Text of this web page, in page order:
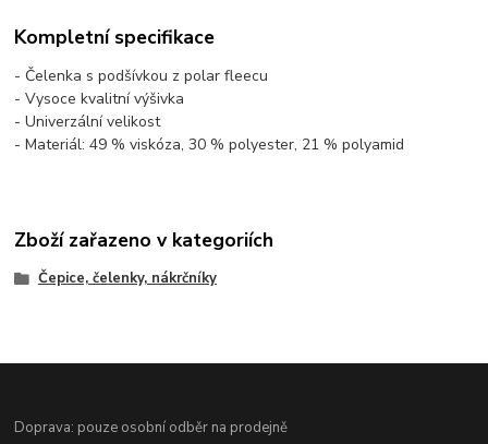
Kompletní specifikace
- Čelenka s podšívkou z polar fleecu
- Vysoce kvalitní výšivka
- Univerzální velikost
- Materiál: 49 % viskóza, 30 % polyester, 21 % polyamid
Zboží zařazeno v kategoriích
Čepice, čelenky, nákrčníky
Doprava: pouze osobní odběr na prodejně